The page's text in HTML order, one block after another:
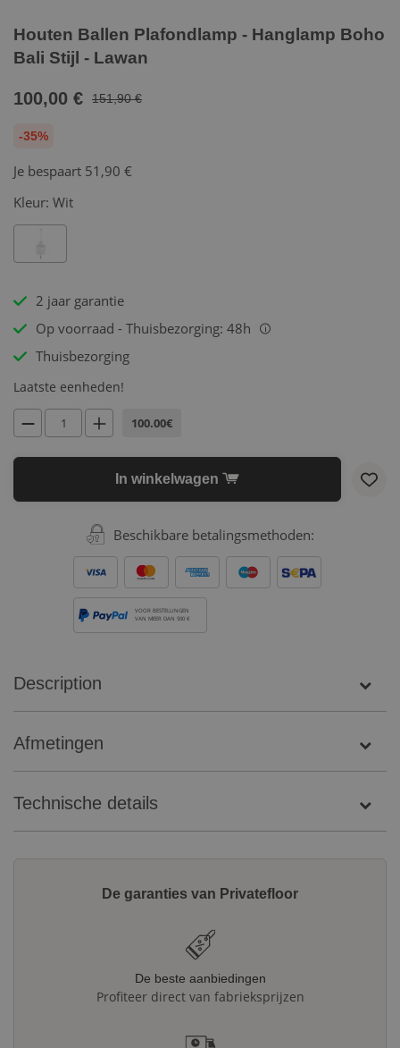
Houten Ballen Plafondlamp - Hanglamp Boho
Bali Stijl - Lawan
100,00 € 151,90 €
-35%
Je bespaart 51,90 €
Kleur: Wit
2 jaar garantie
Op voorraad - Thuisbezorging: 48h
i
Thuisbezorging
Laatste eenheden!
100.00€
In winkelwagen
Beschikbare betalingsmethoden:
VOOR BESTELLINGEN
VAN MEER DAN 500 €
Description
Afmetingen
Technische details
De garanties van Privatefloor
De beste aanbiedingen
Profiteer direct van fabrieksprijzen